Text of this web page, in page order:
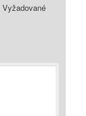
Vyžadované